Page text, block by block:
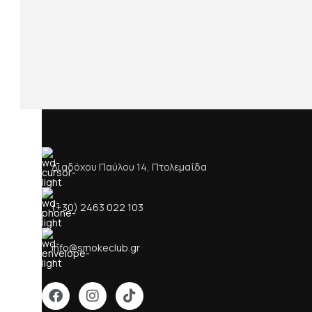
Διαδόχου Παύλου 14, Πτολεμαΐδα
(+30) 2463 022 103
info@smokeclub.gr